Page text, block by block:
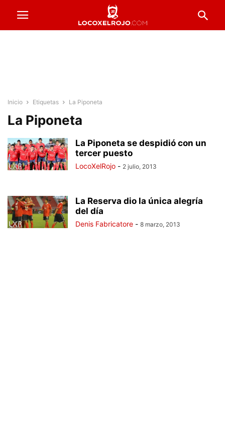
Inicio Etiquetas La Piponeta
La Piponeta
La Piponeta se despidió con un
tercer puesto
LocoXelRojo - 2 julio, 2013
La Reserva dio la única alegría
del día
Denis Fabricatore - 8 marzo, 2013